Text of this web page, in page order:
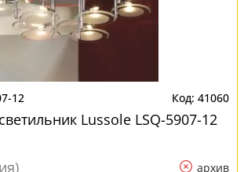
12 41060
Lussole LSQ-5907-12
архив